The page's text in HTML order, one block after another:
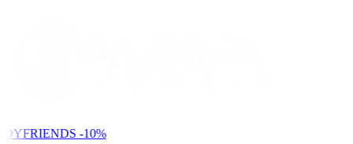
-10%